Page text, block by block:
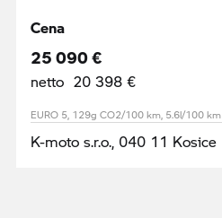
Cena
25 090 €
netto 20 398 €
EURO 5, 129g CO2/100 km, 5.6l/100 km
K-moto s.r.o., 040 11 Kosice